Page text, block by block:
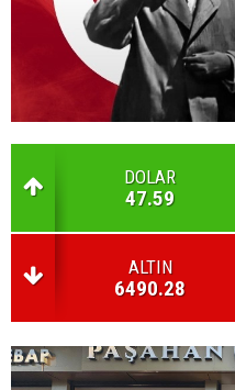
DOLAR
47.59
ALTIN
6490.28